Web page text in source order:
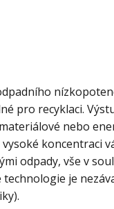
pro recyklaci.
nebo
koncentraci
odpady, vše v
je